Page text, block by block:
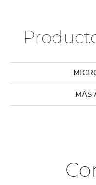
MÁS